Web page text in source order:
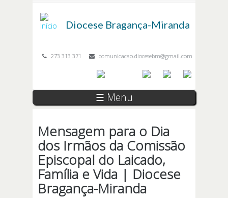
Diocese Bragança-Miranda
273 313 371 comunicacao.diocesebm@gmail.com
☰ Menu
Mensagem para o Dia
dos Irmãos da Comissão
Episcopal do Laicado,
Família e Vida | Diocese
Bragança-Miranda